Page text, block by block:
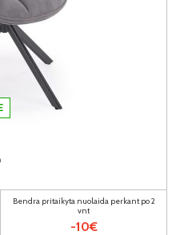
Bendra pritaikyta nuolaida perkant po 2
vnt
-10€